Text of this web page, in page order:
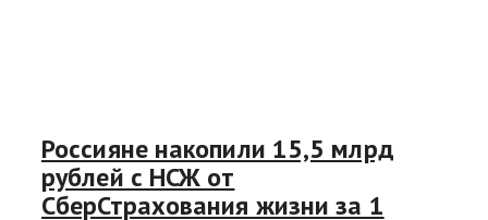
Россияне накопили 15,5 млрд
рублей с НСЖ от
СберСтрахования жизни за 1